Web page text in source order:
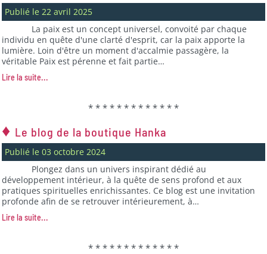
Publié le 22 avril 2025
La paix est un concept universel, convoité par chaque
individu en quête d'une clarté d'esprit, car la paix apporte la
lumière. Loin d'être un moment d'accalmie passagère, la
véritable Paix est pérenne et fait partie…
Lire la suite...
* * * * * * * * * * * * *
♦ Le blog de la boutique Hanka
Publié le 03 octobre 2024
Plongez dans un univers inspirant dédié au
développement intérieur, à la quête de sens profond et aux
pratiques spirituelles enrichissantes. Ce blog est une invitation
profonde afin de se retrouver intérieurement, à…
Lire la suite...
* * * * * * * * * * * * *